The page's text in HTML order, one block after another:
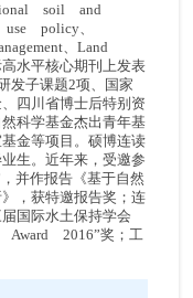
soil and
use policy、
、Land
水平核心期刊上发表
发子课题2项、国家
四川省博士后特别资
科学基金杰出青年基
金等项目。硕博连读
生。近年来，受邀参
并作报告《基于自然
，获特邀报告奖；连
国际水土保持学会
Award 2016”奖；工